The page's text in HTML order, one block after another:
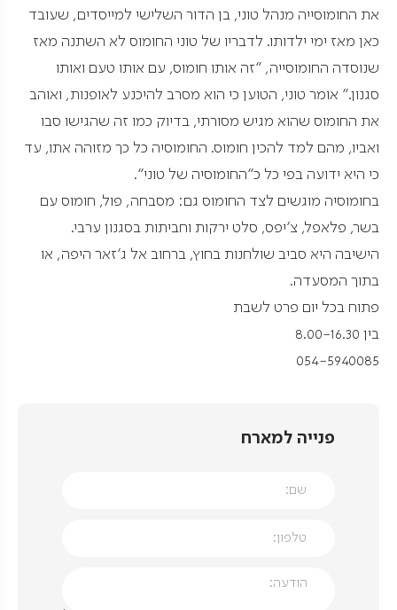
את החומוסייה מנהל טוני, בן הדור השלישי למייסדים, שעובד
כאן מאז ימי ילדותו. לדבריו של טוני החומוס לא השתנה מאז
שנוסדה החומוסייה, "זה אותו חומוס, עם אותו טעם ואותו
סגנון." אומר טוני, הטוען כי הוא מסרב להיכנע לאופנות, ואוהב
את החומוס שהוא מגיש מסורתי, בדיוק כמו זה שהגישו סבו
ואביו, מהם למד להכין חומוס. החומוסיה כל כך מזוהה אתו, עד
כי היא ידועה בפי כל כ"החומוסיה של טוני".
בחומוסיה מוגשים לצד החומוס גם: מסבחה, פול, חומוס עם
בשר, פלאפל, צ'יפס, סלט ירקות וחביתות בסגנון ערבי.
הישיבה היא סביב שולחנות בחוץ, ברחוב אל ג'זאר היפה, או
בתוך המסעדה.
פתוח בכל יום פרט לשבת
בין 8.00-16.30
054-5940085
פנייה למארח